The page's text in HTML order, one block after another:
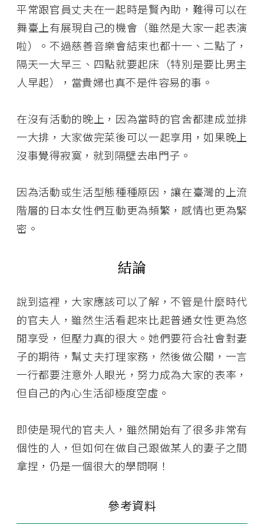
平常跟官員丈夫在一起時是賢內助，難得可以在
舞臺上有展現自己的機會（雖然是大家一起表演
啦）。不過慈善音樂會結束也都十一、二點了，
隔天一大早三、四點就要起床（特別是要比男主
人早起），當貴婦也真不是件容易的事。
在沒有活動的晚上，因為當時的官舍都建成並排
一大排，大家做完菜後可以一起享用，如果晚上
沒事覺得寂寞，就到隔壁去串門子。
因為活動或生活型態種種原因，讓在臺灣的上流
階層的日本女性們互動更為頻繁，感情也更為緊
密。
結論
說到這裡，大家應該可以了解，不管是什麼時代
的官夫人，雖然生活看起來比起普通女性更為悠
閒享受，但壓力真的很大。她們要符合社會對妻
子的期待，幫丈夫打理家務，然後做公關，一言
一行都要注意外人眼光，努力成為大家的表率，
但自己的內心生活卻極度空虛。
即使是現代的官夫人，雖然開始有了很多非常有
個性的人，但如何在做自己跟做某人的妻子之間
拿捏，仍是一個很大的學問啊！
參考資料